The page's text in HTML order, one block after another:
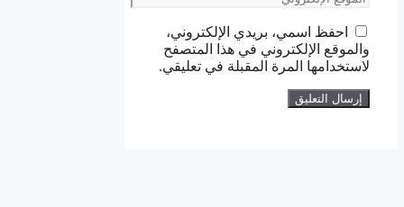
احفظ اسمي، بريدي الإلكتروني،
والموقع الإلكتروني في هذا المتصفح
لاستخدامها المرة المقبلة في تعليقي.